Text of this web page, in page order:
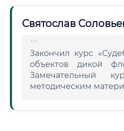
Святослав
Закончил курс
объектов дикой
Замечательный
методическим